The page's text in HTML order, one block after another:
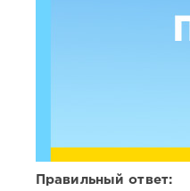
Правильный ответ: